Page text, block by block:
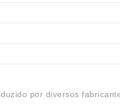
por diversos